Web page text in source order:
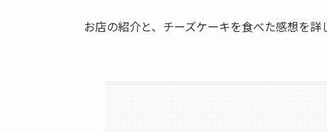
お店の紹介と、チーズケーキを食べた感想を詳